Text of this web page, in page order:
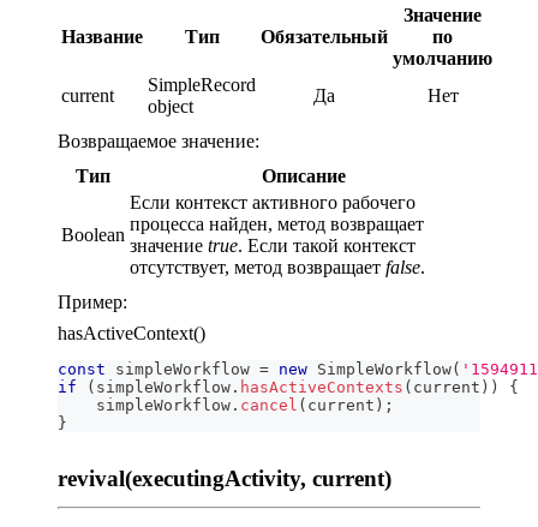
Название Тип Обязательный
Значение
по
умолчанию
current
SimpleRecord
object
Да Нет
Возвращаемое значение:
Тип
Описание
Boolean
Если контекст активного рабочего
процесса найден, метод возвращает
значение true. Если такой контекст
отсутствует, метод возвращает false.
Пример:
hasActiveContext()
const simpleWorkflow = new SimpleWorkflow(
if
( simpleWorkflow . hasActiveContexts ( current ) )
{
    simpleWorkflow
. cancel ( current ) ;
}
revival(executingActivity, current)